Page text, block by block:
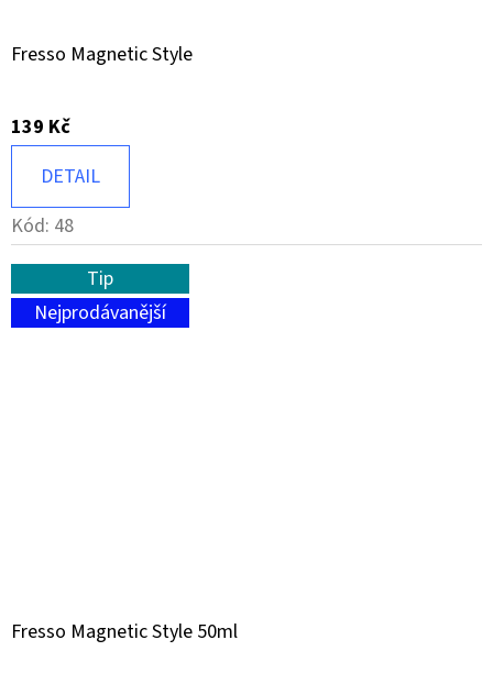
Fresso Magnetic Style
139 Kč
DETAIL
Kód: 48
Tip
Nejprodávanější
Fresso Magnetic Style 50ml